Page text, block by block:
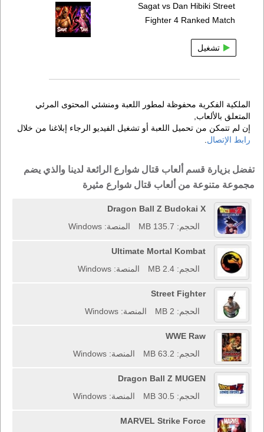
Sagat vs Dan Hibiki Street
Fighter 4 Ranked Match
تشغيل
الملكية الفكرية محفوظة لمطور اللعبة ومنشئي المحتوى المرئي
المتعلق بالألعاب,
إن لم تتمكن من تحميل اللعبة أو تشغيل الفيديو الرجاء إبلاغنا من خلال
رابط الإتصال
تفضل بزيارة قسم ألعاب قتال شوارع الرائعة لدينا والذي يضم
مجموعة متنوعة من ألعاب قتال شوارع مثيرة
Dragon Ball Z Budokai X
الحجم: 135.7 MB
المنصة: Windows
Ultimate Mortal Kombat
الحجم: 2.4 MB
المنصة: Windows
Street Fighter
الحجم: 2 MB
المنصة: Windows
WWE Raw
الحجم: 63.2 MB
المنصة: Windows
Dragon Ball Z MUGEN
الحجم: 30.5 MB
المنصة: Windows
MARVEL Strike Force